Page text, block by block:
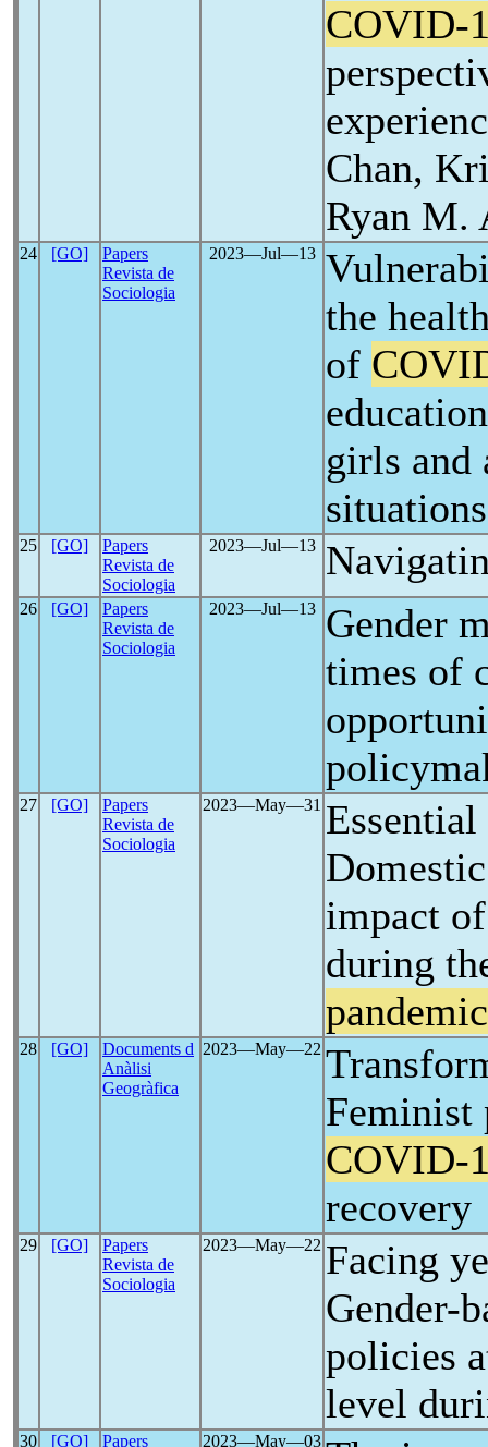
COVID-
Chan,
Ryan M.
24 [GO]
Papers
Revista de
Sociologia
2023―Jul―13
the
of
girls and
25 [GO]
Papers
Revista de
Sociologia
2023―Jul―13
26 [GO]
Papers
Revista de
Sociologia
2023―Jul―13
Gender
times of
27 [GO]
Papers
Revista de
Sociologia
2023―May―31
impact
during
pandemic
28 [GO]
Documents d
Anàlisi
Geogràfica
2023―May―22
Feminist
COVID-
recovery
29 [GO]
Papers
Revista de
Sociologia
2023―May―22 Facing
Gender-
policies
level
30 [GO] Papers 2023―May―03